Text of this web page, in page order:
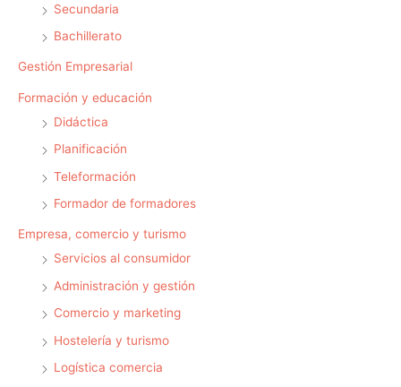
Secundaria
Bachillerato
Gestión Empresarial
Formación y educación
Didáctica
Planificación
Teleformación
Formador de formadores
Empresa, comercio y turismo
Servicios al consumidor
Administración y gestión
Comercio y marketing
Hostelería y turismo
Logística comercia